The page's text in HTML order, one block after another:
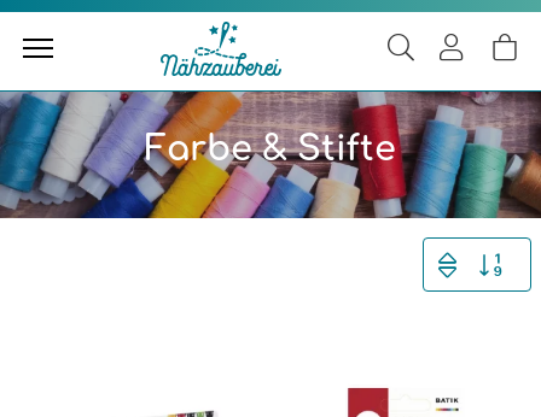
Farbe & Stifte